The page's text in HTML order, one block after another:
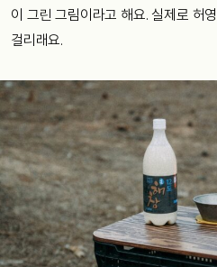
이 그린 그림이라고 해요. 실제로 허
걸리래요.